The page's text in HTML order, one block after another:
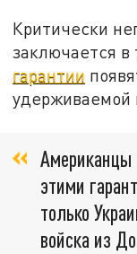
Критически
заключается
гарантии
удерживаемой
Американцы
этими
только
войска из